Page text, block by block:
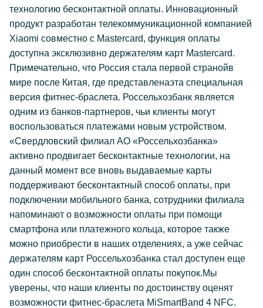
технологию бесконтактной оплаты. Инновационный
продукт разработан телекоммуникационной компанией
Xiaomi совместно с Mastercard, функция оплаты
доступна эксклюзивно держателям карт Mastercard.
Примечательно, что Россия стала первой странойв
мире после Китая, где представленаэта специальная
версия фитнес-браслета. Россельхозбанк является
одним из банков-партнеров, чьи клиенты могут
воспользоваться платежами новым устройством.
«Свердловский филиал АО «Россельхозбанка»
активно продвигает бесконтактные технологии, на
данный момент все вновь выдаваемые карты
поддерживают бесконтактный способ оплаты, при
подключении мобильного банка, сотрудники филиала
напоминают о возможности оплаты при помощи
смартфона или платежного кольца, которое также
можно приобрести в наших отделениях, а уже сейчас
держателям карт Россельхозбанка стал доступен еще
один способ бесконтактной оплаты покупок.Мы
уверены, что наши клиенты по достоинству оценят
возможности фитнес-браслета MiSmartBand 4 NFC.